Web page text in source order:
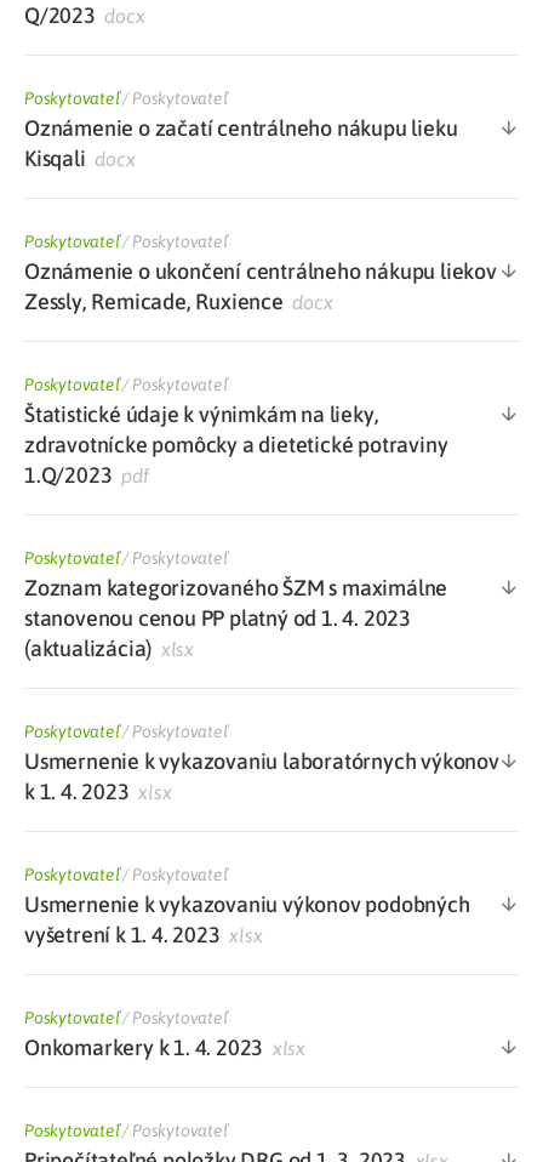
Q/2023 docx
Poskytovateľ/Poskytovateľ
Oznámenie o začatí centrálneho nákupu lieku
Kisqali docx
Poskytovateľ/Poskytovateľ
Oznámenie o ukončení centrálneho nákupu liekov
Zessly, Remicade, Ruxience docx
Poskytovateľ/Poskytovateľ
Štatistické údaje k výnimkám na lieky,
zdravotnícke pomôcky a dietetické potraviny
1.Q/2023 pdf
Poskytovateľ/Poskytovateľ
Zoznam kategorizovaného ŠZM s maximálne
stanovenou cenou PP platný od 1. 4. 2023
(aktualizácia) xlsx
Poskytovateľ/Poskytovateľ
Usmernenie k vykazovaniu laboratórnych výkonov
k 1. 4. 2023 xlsx
Poskytovateľ/Poskytovateľ
Usmernenie k vykazovaniu výkonov podobných
vyšetrení k 1. 4. 2023 xlsx
Poskytovateľ/Poskytovateľ
Onkomarkery k 1. 4. 2023 xlsx
Poskytovateľ/Poskytovateľ